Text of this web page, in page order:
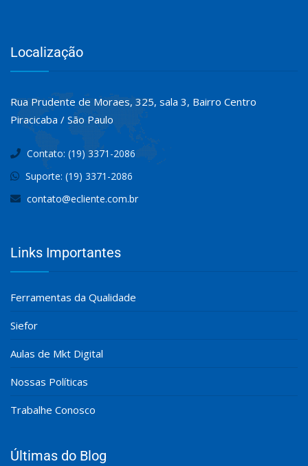
Localização
Rua Prudente de Moraes, 325, sala 3, Bairro Centro
Piracicaba / São Paulo
Contato: (19) 3371-2086
Suporte: (19) 3371-2086
contato@ecliente.com.br
Links Importantes
Ferramentas da Qualidade
Siefor
Aulas de Mkt Digital
Nossas Políticas
Trabalhe Conosco
Últimas do Blog